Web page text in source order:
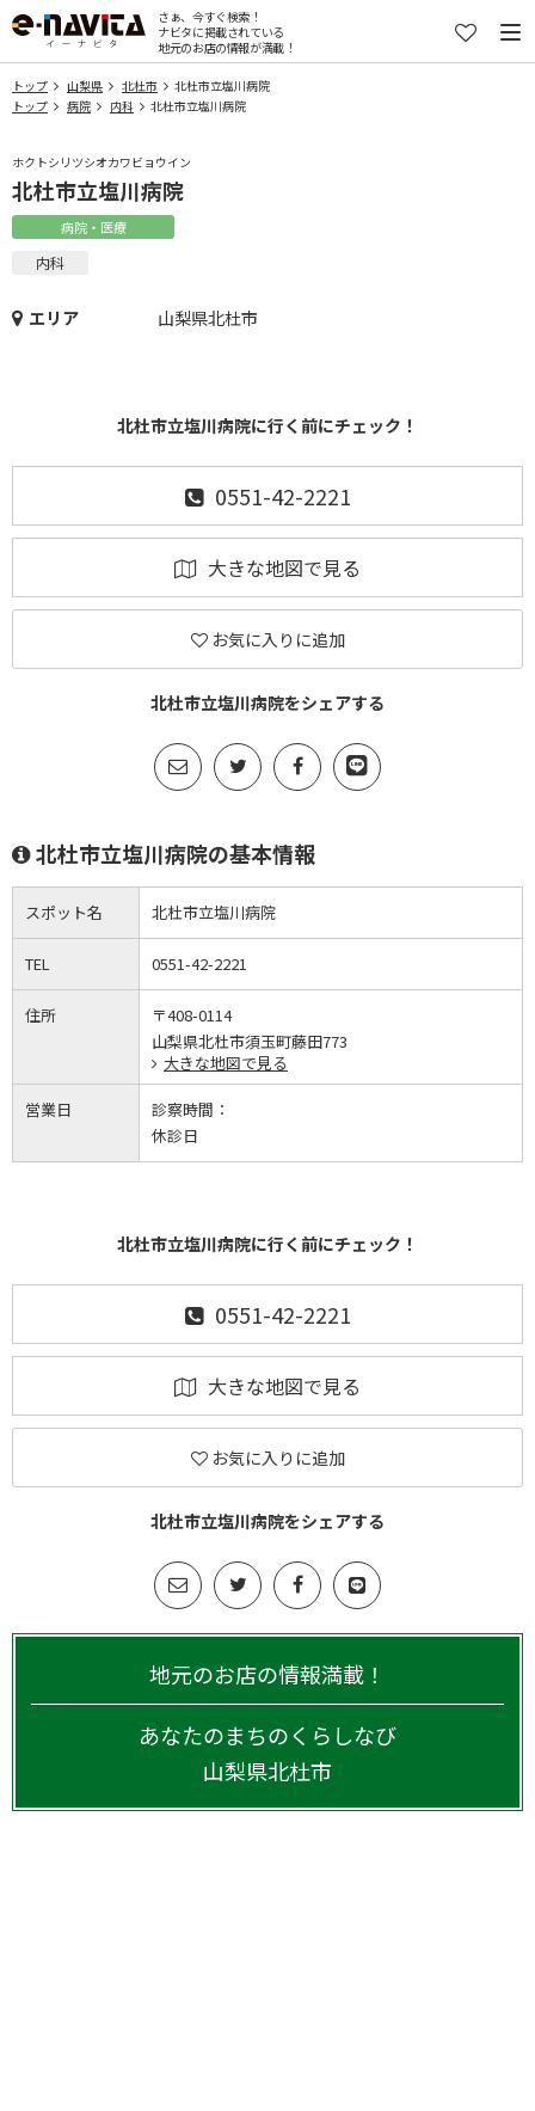
さぁ、今すぐ検索！
ナビタに掲載されている
地元のお店の情報が満載！
トップ 山梨県 北杜市
北杜市立塩川病院
トップ
病院 内科 北杜市立塩川病院
ホクトシリツシオカワビョウイン
北杜市立塩川病院
病院・医療
内科
エリア 山梨県北杜市
北杜市立塩川病院に行く前にチェック！
0551-42-2221
大きな地図で見る
お気に入りに追加
北杜市立塩川病院をシェアする
北杜市立塩川病院の基本情報
スポット名 北杜市立塩川病院
TEL 0551-42-2221
住所
〒408-0114
山梨県北杜市須玉町藤田773
大きな地図で見る
営業日
診察時間：
休診日
北杜市立塩川病院に行く前にチェック！
0551-42-2221
大きな地図で見る
お気に入りに追加
北杜市立塩川病院をシェアする
地元のお店の情報満載！
あなたのまちのくらしなび
山梨県北杜市